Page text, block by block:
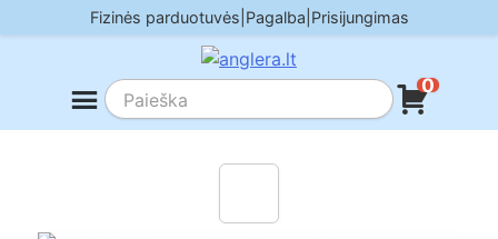
to
Fizinės parduotuvės Pagalba Prisijungimas
0